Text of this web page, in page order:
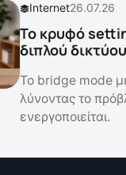
Internet26.07.26
Το κρυφό
διπλού δικτύου
Το bridge mode
λύνοντας το
ενεργοποιείται.